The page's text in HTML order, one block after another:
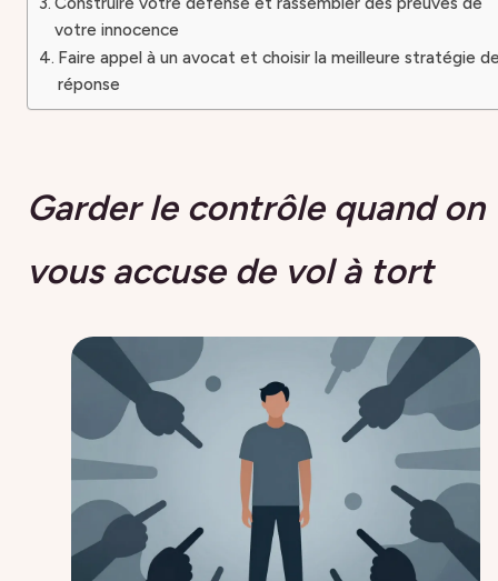
votre innocence
Faire appel à un avocat et choisir la meilleure stratégie
réponse
Garder le contrôle quand on
vous accuse de vol à tort